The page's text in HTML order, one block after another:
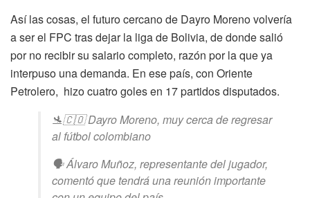
Así las cosas, el futuro cercano de Dayro Moreno volvería
a ser el FPC tras dejar la liga de Bolivia, de donde salió
por no recibir su salario completo, razón por la que ya
interpuso una demanda. En ese país, con Oriente
Petrolero, hizo cuatro goles en 17 partidos disputados.
🛬🇨🇴 Dayro Moreno, muy cerca de regresar
al fútbol colombiano
🗣 Álvaro Muñoz, representante del jugador,
comentó que tendrá una reunión importante